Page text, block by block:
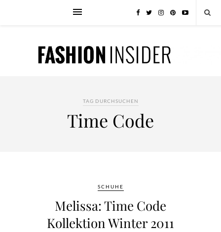
TAG DURCHSUCHEN
Time Code
SCHUHE
Melissa: Time Code
Kollektion Winter 2011